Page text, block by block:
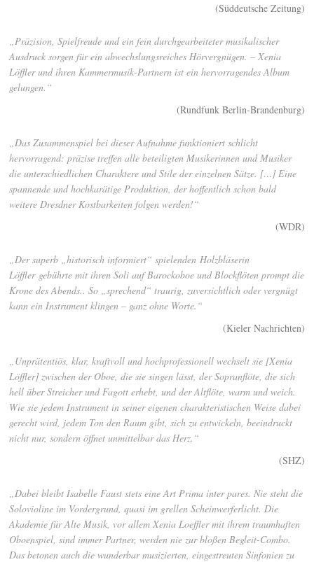
(Süddeutsche Zeitung)
„Präzision, Spielfreude und ein fein durchgearbeiteter musikalischer
Ausdruck sorgen für ein abwechslungsreiches Hörvergnügen. – Xenia
Löffler und ihren Kammermusik-Partnern ist ein hervorragendes Album
gelungen.“
(Rundfunk Berlin-Brandenburg)
„Das Zusammenspiel bei dieser Aufnahme funktioniert schlicht
hervorragend: präzise treffen alle beteiligten Musikerinnen und Musiker
die unterschiedlichen Charaktere und Stile der einzelnen Sätze. […] Eine
spannende und hochkarätige Produktion, der hoffentlich schon bald
weitere Dresdner Kostbarkeiten folgen werden!“
(WDR)
„Der superb „historisch informiert“ spielenden Holzbläserin
Löffler gebührte mit ihren Soli auf Barockoboe und Blockflöten prompt die
Krone des Abends.. So „sprechend“ traurig, zuversichtlich oder vergnügt
kann ein Instrument klingen – ganz ohne Worte.“
(Kieler Nachrichten)
„Unprätentiös, klar, kraftvoll und hochprofessionell wechselt sie [Xenia
Löffler] zwischen der Oboe, die sie singen lässt, der Sopranflöte, die sich
hell über Streicher und Fagott erhebt, und der Altflöte, warm und weich.
Wie sie jedem Instrument in seiner eigenen charakteristischen Weise dabei
gerecht wird, jedem Ton den Raum gibt, sich zu entwickeln, beeindruckt
nicht nur, sondern öffnet unmittelbar das Herz.“
(SHZ)
„Dabei bleibt Isabelle Faust stets eine Art Prima inter pares. Nie steht die
Solovioline im Vordergrund, quasi im grellen Scheinwerferlicht. Die
Akademie für Alte Musik, vor allem Xenia Loeffler mit ihrem traumhaften
Oboenspiel, sind immer Partner, werden nie zur bloßen Begleit-Combo.
Das betonen auch die wunderbar musizierten, eingestreuten Sinfonien zu